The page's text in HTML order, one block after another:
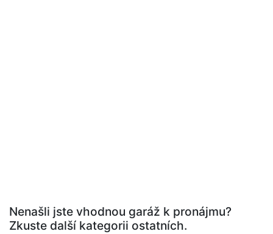
Nenašli jste vhodnou garáž k pronájmu?
Zkuste další kategorii ostatních.